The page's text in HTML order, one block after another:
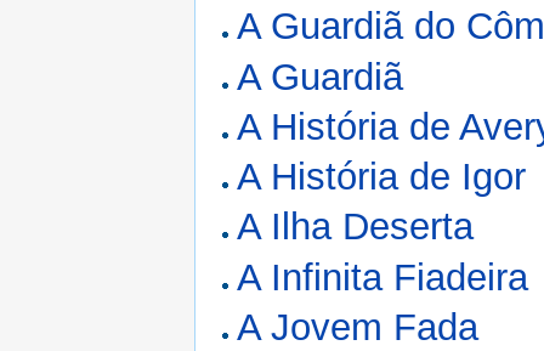
A Guardiã do
A Guardiã
A História de
A História de Igor
A Ilha Deserta
A Infinita Fiadeira
A Jovem Fada